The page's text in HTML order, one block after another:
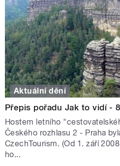
Aktuální dění
Přepis pořadu Jak to vidí -
Hostem letního
Českého rozhlasu 2 - Praha
CzechTourism. (Od 1. září
ho...